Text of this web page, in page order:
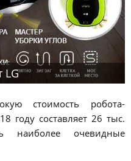
LG
стоимость робота-
году составляет 26 тыс.
наиболее очевидные